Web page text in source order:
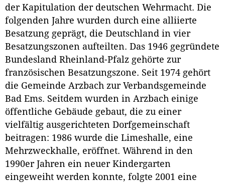
der Kapitulation der deutschen Wehrmacht. Die
folgenden Jahre wurden durch eine alliierte
Besatzung geprägt, die Deutschland in vier
Besatzungszonen aufteilten. Das 1946 gegründete
Bundesland Rheinland-Pfalz gehörte zur
französischen Besatzungszone. Seit 1974 gehört
die Gemeinde Arzbach zur Verbandsgemeinde
Bad Ems. Seitdem wurden in Arzbach einige
öffentliche Gebäude gebaut, die zu einer
vielfältig ausgerichteten Dorfgemeinschaft
beitragen: 1986 wurde die Limeshalle, eine
Mehrzweckhalle, eröffnet. Während in den
1990er Jahren ein neuer Kindergarten
eingeweiht werden konnte, folgte 2001 eine